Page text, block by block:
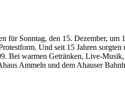
für Sonntag, den 15. Dezember,
Und seit 15 Jahren
Bei warmen Getränken, Live-
Ammeln und dem Ahauser